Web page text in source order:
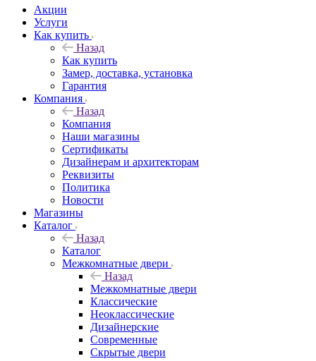
Акции
Услуги
Как купить
Назад
Как купить
Замер, доставка, установка
Гарантия
Компания
Назад
Компания
Наши магазины
Сертификаты
Дизайнерам и архитекторам
Реквизиты
Политика
Новости
Магазины
Каталог
Назад
Каталог
Межкомнатные двери
Назад
Межкомнатные двери
Классические
Неоклассические
Дизайнерские
Современные
Скрытые двери